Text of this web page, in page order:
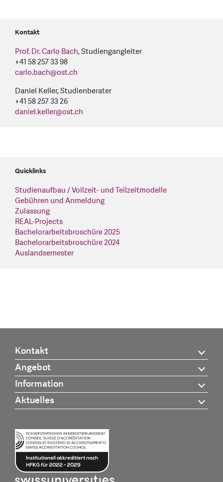
Kontakt
Prof. Dr. Carlo Bach, Studiengangleiter
+41 58 257 33 98
carlo.bach@ost.ch
Daniel Keller, Studienberater
+41 58 257 33 26
daniel.keller@ost.ch
Quicklinks
Studienaufbau / Vollzeit- und Teilzeitmodelle
Gebühren und Anmeldung
Zulassung
REAL-Projects
Bachelorarbeitsbroschüre 2025
Bachelorarbeitsbroschüre 2024
Auslandsemester
Kontakt
Angebot
Information
Aktuelles